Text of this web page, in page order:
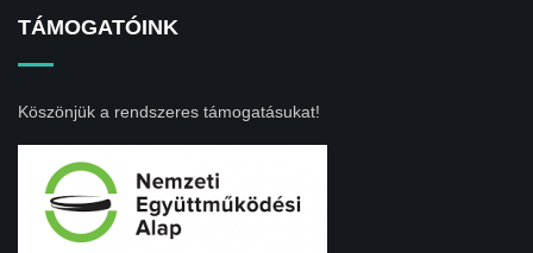
TÁMOGATÓINK
Köszönjük a rendszeres támogatásukat!